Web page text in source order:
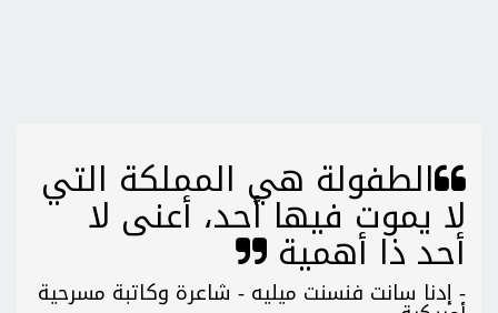
الطفولة هي المملكة التي
لا يموت فيها أحد، أعنى لا
أحد ذا أهمية
- إدنا سانت فنسنت ميليه - شاعرة وكاتبة مسرحية